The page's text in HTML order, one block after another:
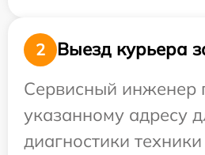
2
Выезд курьера
Сервисный инженер
указанному адресу
диагностики